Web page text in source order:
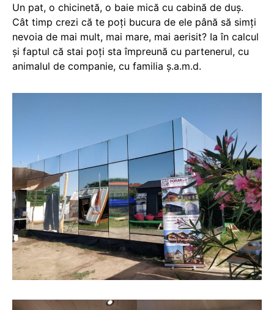
Un pat, o chicinetă, o baie mică cu cabină de duș.
Cât timp crezi că te poți bucura de ele până să simți
nevoia de mai mult, mai mare, mai aerisit? Ia în calcul
și faptul că stai poți sta împreună cu partenerul, cu
animalul de companie, cu familia ș.a.m.d.